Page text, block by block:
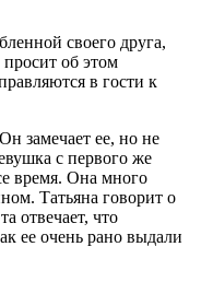
своего друга,
об этом
в гости к
замечает ее, но не
с первого же
время. Она много
Татьяна говорит о
отвечает, что
ее очень рано выдали